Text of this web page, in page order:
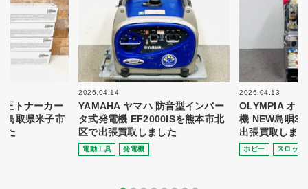
梱包
ガイド
法人の
お客様へ
トナーカー
鳥取県米子市
た
2026.04.14
YAMAHA ヤマハ 防音型インバー
タ式発電機 EF2000ISを熊本市北
区で出張買取しました
電動⼯具 発電機
2026.04.13
OLYMPIA オ
機 NEW島唄
出張買取しま
ホビー スロット